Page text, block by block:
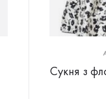
Сукня з